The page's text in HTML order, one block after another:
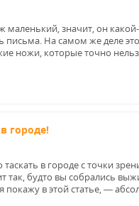
маленький, значит, он
На самом же деле
ножи, которые точно
городе!
в городе с точки
будто вы собрались
покажу в этой статье, —